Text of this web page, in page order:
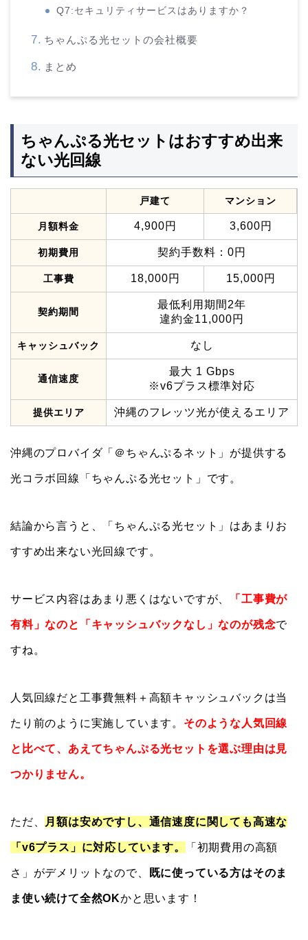
Q7:セキュリティサービスはありますか？
ちゃんぷる光セットの会社概要
まとめ
ちゃんぷる光セットはおすすめ出来
ない光回線
戸建て マンション
月額料金 4,900円 3,600円
初期費用 契約手数料：0円
工事費 18,000円 15,000円
契約期間
最低利用期間2年
違約金11,000円
キャッシュバック なし
通信速度
最大 1 Gbps
※v6プラス標準対応
提供エリア 沖縄のフレッツ光が使えるエリア
沖縄のプロバイダ「＠ちゃんぷるネット」が提供する
光コラボ回線「ちゃんぷる光セット」です。
結論から言うと、「ちゃんぷる光セット」はあまりお
すすめ出来ない光回線です。
サービス内容はあまり悪くはないですが、 「工事費が
有料」なのと「キャッシュバックなし」なのが残念で
すね。
人気回線だと工事費無料＋高額キャッシュバックは当
たり前のように実施しています。 そのような人気回線
と比べて、あえてちゃんぷる光セットを選ぶ理由は見
つかりません。
ただ、 月額は安めですし、通信速度に関しても高速な
「v6プラス」に対応しています。 「初期費用の高額
さ」がデメリットなので、 既に使っている方はそのま
ま使い続けて全然OKかと思います！